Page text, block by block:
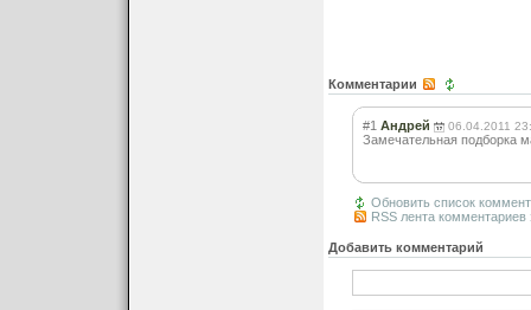
Комментарии
#1 Андрей 06.04.2011
Замечательная подборка
Обновить список
RSS лента комментариев
Добавить комментарий